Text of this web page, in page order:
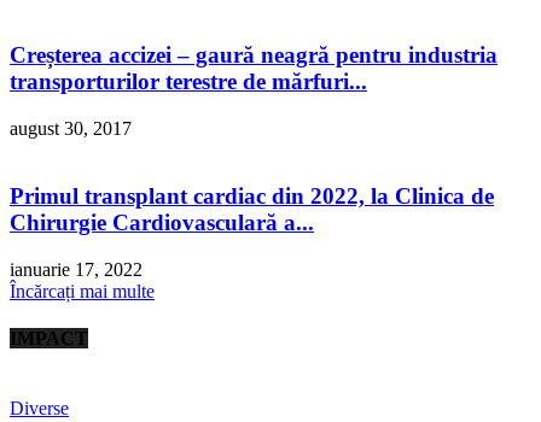
Creșterea accizei – gaură neagră pentru industria
transporturilor terestre de mărfuri...
august 30, 2017
Primul transplant cardiac din 2022, la Clinica de
Chirurgie Cardiovasculară a...
ianuarie 17, 2022
Încărcați mai multe
IMPACT
Diverse